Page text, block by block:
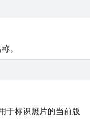
。
于标识照片的当前版